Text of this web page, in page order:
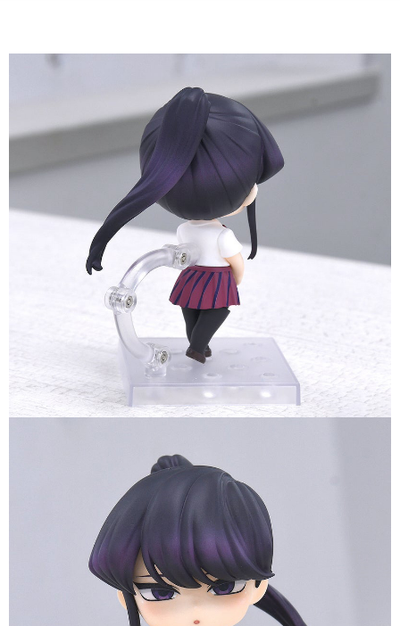
帳／街口支付／iPASS MONEY」等通路繳費。
1.本服務係由「台灣大哥大股份有限公司」（以下簡稱本公司）所提供，讓
用戶於交易時，得透過本服務購買商品或服務，並由商店將買賣／分期付款
買賣價金債權讓與本公司後，依約使用本公司帳單繳交帳款。
2.基於同意付款使用「大哥付你分期」之契約關係目的，商店將以您的個人
資料（包含姓名、電話或地址）提供予台灣大哥大進項蒐集、處理及利用，
由本公司與您本人進行分期帳單所需資料之確認、核對及更正。
3.完整用戶服務條款，請詳閱以下連結：
https://oppay.tw/userRule
每筆NT$90，滿NT$3,000(含以上)免運費
預購-宅配(舊)
每筆NT$120，滿NT$3,000(含以上)免運費
預購-宅配(離島)(舊)
每筆NT$160，滿NT$3,000(含以上)免運費
東海門市自取，需自備購物袋取貨唷。